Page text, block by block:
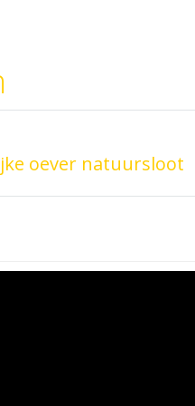
oever natuursloot